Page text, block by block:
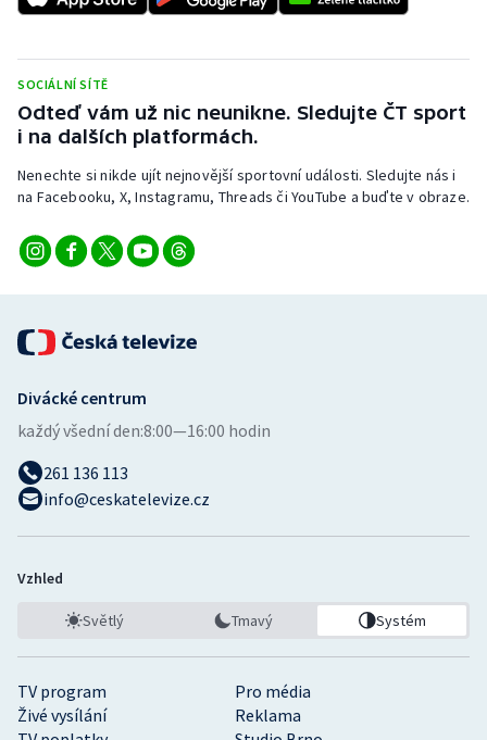
SOCIÁLNÍ SÍTĚ
Odteď vám už nic neunikne. Sledujte ČT sport
i na dalších platformách.
Nenechte si nikde ujít nejnovější sportovní události. Sledujte nás i
na Facebooku, X, Instagramu, Threads či YouTube a buďte v obraze.
TV program
Pro média
Živé vysílání
Reklama
Divácké centrum
každý všední den:8:00—16:00 hodin
261 136 113
info@ceskatelevize.cz
Vzhled
Světlý Tmavý Systém